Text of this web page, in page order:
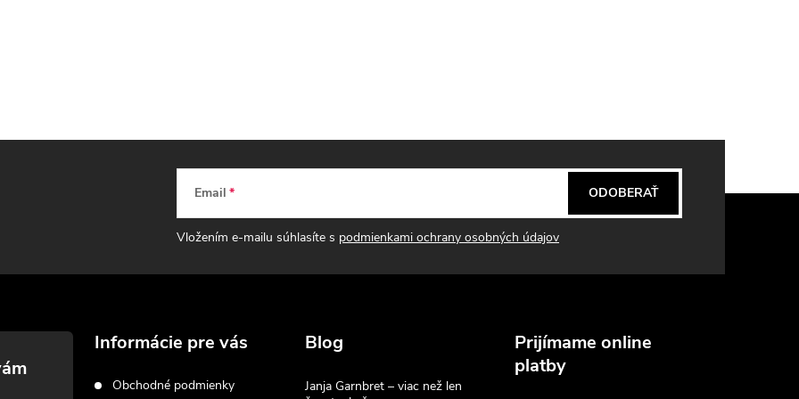
Email
Vložením e-mailu súhlasíte s podmienkami ochrany osobných údajov
ODOBERAŤ
Informácie pre vás
Obchodné podmienky
Blog
Janja Garnbret – viac než len
Prijímame online
platby